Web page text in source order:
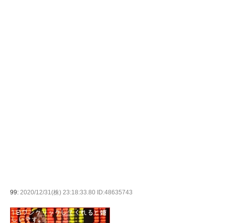
99: 2020/12/31(株) 23:18:33.80 ID:48635743